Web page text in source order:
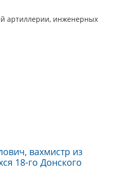
артиллерии, инженерных
вахмистр из
18-го Донского